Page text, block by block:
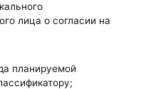
лица о согласии на
планируемой